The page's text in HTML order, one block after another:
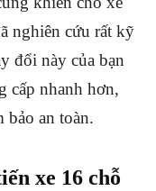
nghiên cứu rất kỹ
đổi này của bạn
cấp nhanh hơn,
bảo an toàn.
xe 16 chỗ